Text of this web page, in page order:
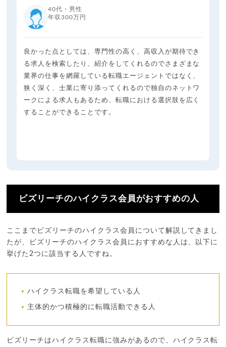
40代・男性
年収300万円
良かった点としては、専門性の高く、高収入が期待でき
る求人を検索したり、紹介をしてくれるのでさまざまな
業界の仕事を網羅している転職エージェントではなく、
狭く深く、士業に寄り添ってくれるので独自のネットワ
ークによる求人もあるため、転職における選択肢を広く
することができることです。
ビズリーチのハイクラス会員がおすすめの人
ここまでビズリーチのハイクラス会員について解説してきまし
たが、ビズリーチのハイクラス会員におすすめな人は、以下に
挙げた2つに該当する人ですね。
ハイクラス転職を希望している人
主体的かつ積極的に転職活動できる人
ビズリーチはハイクラス転職に強みがあるので、ハイクラス転